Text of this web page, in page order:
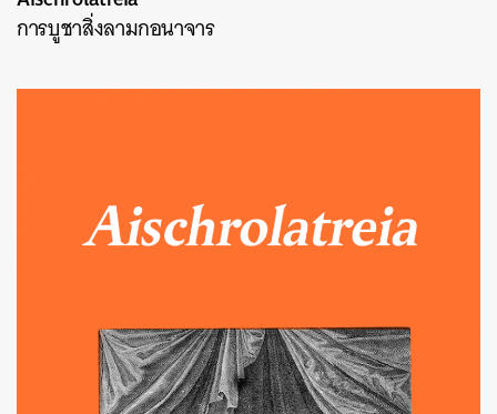
การบูชาสิ่งลามกอนาจาร